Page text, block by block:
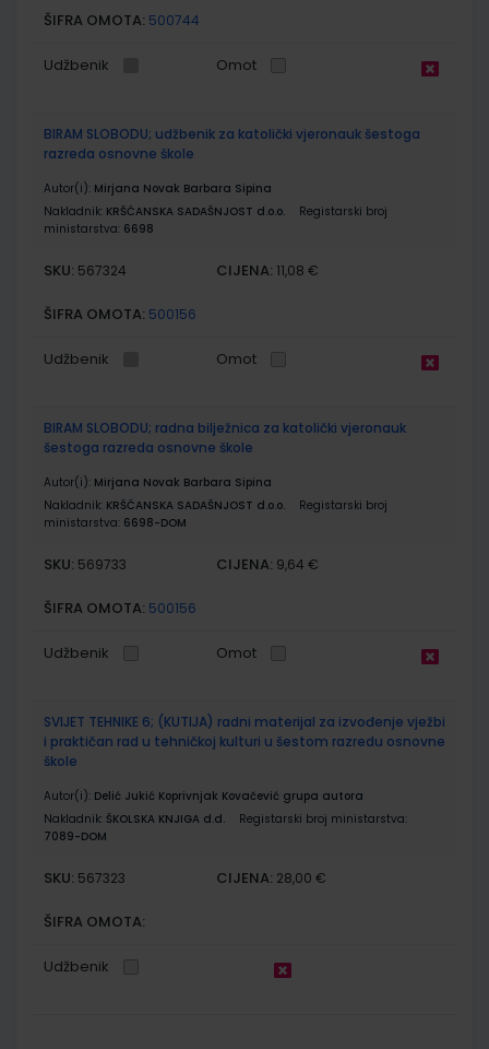
ŠIFRA OMOTA: 500744
Udžbenik Omot
BIRAM SLOBODU; udžbenik za katolički vjeronauk šestoga
razreda osnovne škole
Autor(i): Mirjana Novak Barbara Sipina
Nakladnik: KRŠĆANSKA SADAŠNJOST d.o.o.
Registarski broj
ministarstva: 6698
SKU: 567324 CIJENA: 11,08 €
ŠIFRA OMOTA: 500156
Udžbenik Omot
BIRAM SLOBODU; radna bilježnica za katolički vjeronauk
šestoga razreda osnovne škole
Autor(i): Mirjana Novak Barbara Sipina
Nakladnik: KRŠĆANSKA SADAŠNJOST d.o.o.
Registarski broj
ministarstva: 6698-DOM
SKU: 569733 CIJENA: 9,64 €
ŠIFRA OMOTA: 500156
Udžbenik Omot
SVIJET TEHNIKE 6; (KUTIJA) radni materijal za izvođenje vježbi
i praktičan rad u tehničkoj kulturi u šestom razredu osnovne
škole
Autor(i): Delić Jukić Koprivnjak Kovačević grupa autora
Nakladnik: ŠKOLSKA KNJIGA d.d.
Registarski broj ministarstva:
7089-DOM
SKU: 567323 CIJENA: 28,00 €
ŠIFRA OMOTA:
Udžbenik